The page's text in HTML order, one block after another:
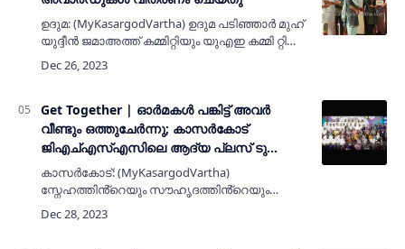
ഉദുമ: (MyKasargodVartha) ഉദുമ പടിഞ്ഞാർ മുഹ്
യുദ്ദീൻ ജമാഅത്ത് കമ്മിറ്റിയും യുഎഇ കമ്മി റ്റിയും
സംയുക്തമായി സ്പീഡ് വേ ഗ്രൂപ്പ് അവാർ ഡ്
ദാനവും സ്വർണ്ണ മെഡൽ വിതരണവും
Get Together | ഓർമകൾ പങ്കിട്ട് അവർ
വീണ്ടും ഒത്തുചേർന്നു; കാസർകോട്
ജിഎച്എസ്എസിലെ ആദ്യ പ്ലസ് ടു
ബാചിന്റെ സംഗമം പ്രൗഢമായി സമാപിച്ചു
കാസർകോട്: (MyKasargodVartha)
സ്നേഹത്തിൻ്റെയും സൗഹൃദത്തിൻ്റെയും
ഓർമ്മകൾ വായിച്ചെടുത്ത് പതിനെട്ട്
വർഷങ്ങൾക്ക് ശേഷം കാസർകോട്